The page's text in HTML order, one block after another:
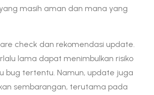
masih aman dan mana yang
check dan rekomendasi update.
lama dapat menimbulkan risiko
bug tertentu. Namun, update juga
sembarangan, terutama pada